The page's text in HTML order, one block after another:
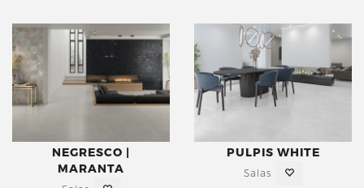
NEGRESCO |
MARANTA
PULPIS WHITE
Salas